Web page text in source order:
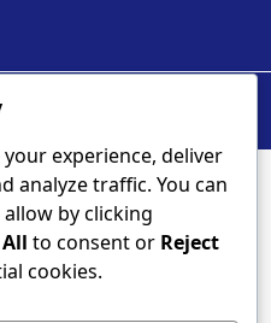
- An4polog
experience, deliver
analyze traffic. You can
by clicking
to consent or Reject
cookies.